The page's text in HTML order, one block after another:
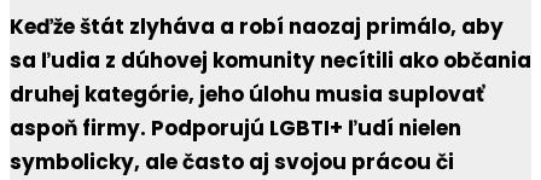
Keďže štát zlyháva a robí naozaj primálo, aby
sa ľudia z dúhovej komunity necítili ako občania
druhej kategórie, jeho úlohu musia suplovať
aspoň firmy. Podporujú LGBTI+ ľudí nielen
symbolicky, ale často aj svojou prácou či